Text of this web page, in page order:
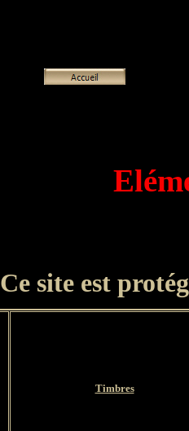
Ce site est
Timbres